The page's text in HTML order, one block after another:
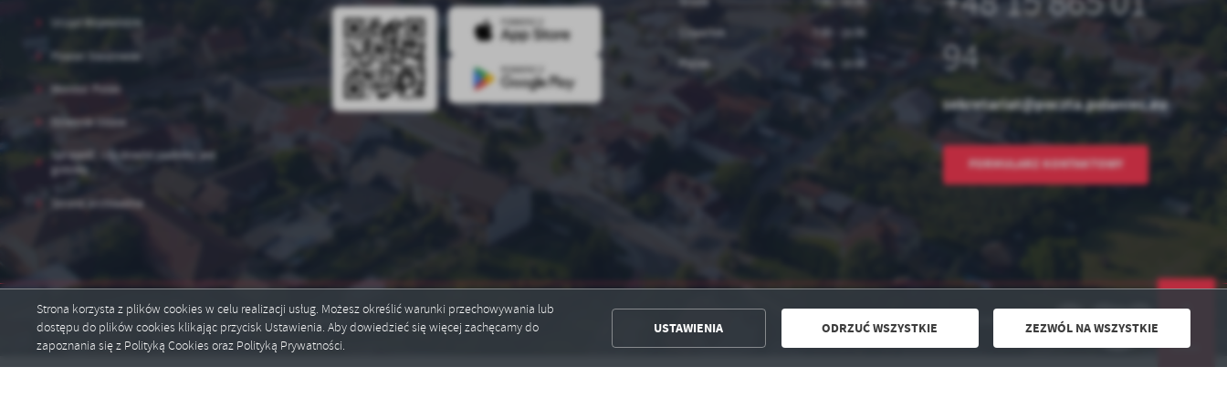
Strona korzysta z plików cookies w celu realizacji usług. Możesz określić warunki przechowywania lub
dostępu do plików cookies klikając przycisk Ustawienia. Aby dowiedzieć się więcej zachęcamy do
zapoznania się z Polityką Cookies oraz Polityką Prywatności.
USTAWIENIA ODRZUĆ WSZYSTKIE ZEZWÓL NA WSZYSTKIE
Urząd Wojewódzki
Powiat Staszowski
Monitor Polski
Dziennik Ustaw
Sprawdź, czy dowód osobisty jest
gotowy
Strona archiwalna
Czwartek 7:00 - 15:00
Piątek 7:00 - 15:00
94
sekretariat@poczta.polaniec.eu
FORMULARZ KONTAKTOWY
Mapa serwisu RSS Deklaracja dostępności
DO GÓRY